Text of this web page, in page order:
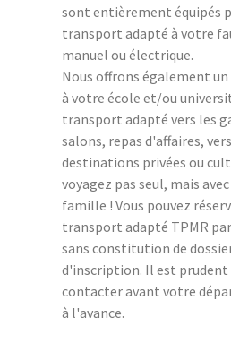
sont entièrement équipés
transport adapté à votre
manuel ou électrique.
Nous offrons également
à votre école et/ou
transport adapté vers les
salons, repas d'affaires,
destinations privées ou
voyagez pas seul, mais
famille ! Vous pouvez
transport adapté TPMR
sans constitution de
d'inscription. Il est prudent
contacter avant votre
à l'avance.